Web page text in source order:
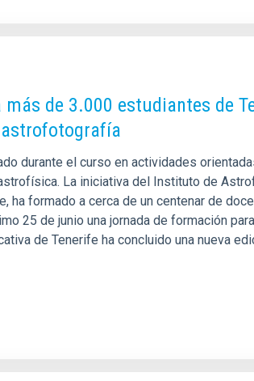
más de 3.000 estudiantes de
durante el curso en actividades
La iniciativa del Instituto de
ha formado a cerca de un centenar de
25 de junio una jornada de formación
de Tenerife ha concluido una nueva